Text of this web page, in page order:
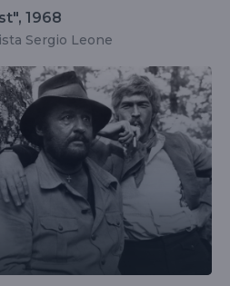
1968
Sergio Leone